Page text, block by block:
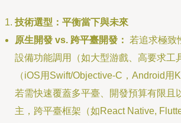
技術選型：平衡當下與未來
原生開發 vs. 跨平臺開發：
若追求極致
設備功能調用（如大型游戲、高要求工
（iOS用Swift/Objective-C，Android用
若需快速覆蓋多平臺、開發預算有限且
主，跨平臺框架（如React Native,